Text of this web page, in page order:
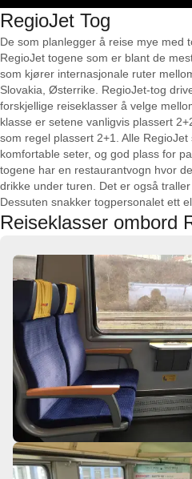
RegioJet Tog
De som planlegger å reise mye med
RegioJet togene som er blant de
som kjører internasjonale ruter
Slovakia, Østerrike. RegioJet-tog
forskjellige reiseklasser å velge
klasse er setene vanligvis plassert
som regel plassert 2+1. Alle
komfortable seter, og god plass for
togene har en restaurantvogn hvor
drikke under turen. Det er også
Dessuten snakker togpersonalet ett
Reiseklasser ombord